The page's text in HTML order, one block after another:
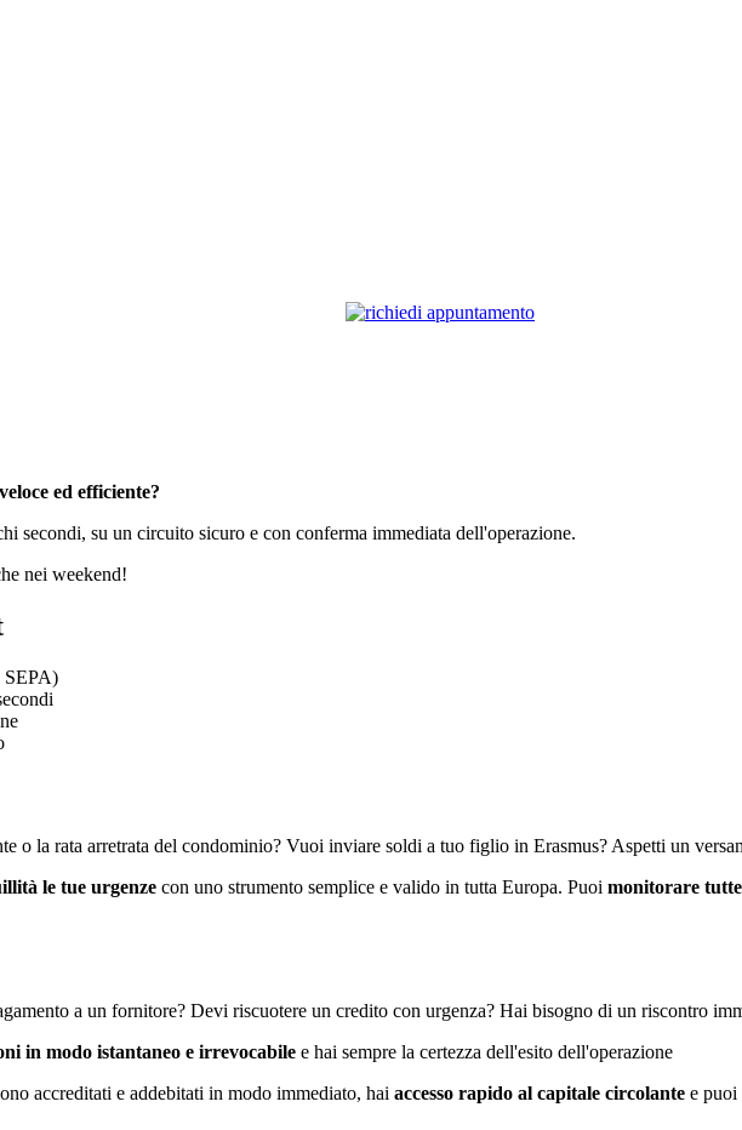
ed efficiente?
secondi, su un circuito sicuro e con conferma immediata dell'operazione.
nei weekend!
SEPA)
o la rata arretrata del condominio? Vuoi inviare soldi a tuo figlio in Erasmus? Aspetti un
le tue urgenze con uno strumento semplice e valido in tutta Europa. Puoi monitorare
a un fornitore? Devi riscuotere un credito con urgenza? Hai bisogno di un riscontro
in modo istantaneo e irrevocabile e hai sempre la certezza dell'esito dell'operazione
accreditati e addebitati in modo immediato, hai accesso rapido al capitale circolante e puoi